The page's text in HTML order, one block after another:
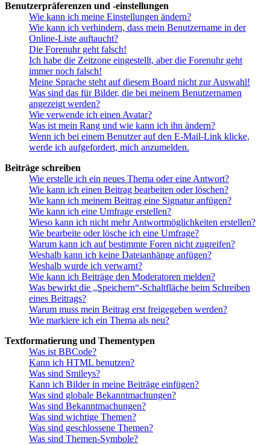
Benutzerpräferenzen und -einstellungen
Wie kann ich meine Einstellungen ändern?
Wie kann ich verhindern, dass mein Benutzername in der
Online-Liste auftaucht?
Die Forenuhr geht falsch!
Ich habe die Zeitzone eingestellt, aber die Forenuhr geht
immer noch falsch!
Meine Sprache steht auf diesem Board nicht zur Auswahl!
Was sind das für Bilder, die bei meinem Benutzernamen
angezeigt werden?
Wie verwende ich einen Avatar?
Was ist mein Rang und wie kann ich ihn ändern?
Wenn ich bei einem Benutzer auf den E-Mail-Link klicke,
werde ich aufgefordert, mich anzumelden.
Beiträge schreiben
Wie erstelle ich ein neues Thema oder eine Antwort?
Wie kann ich einen Beitrag bearbeiten oder löschen?
Wie kann ich meinem Beitrag eine Signatur anfügen?
Wie kann ich eine Umfrage erstellen?
Wieso kann ich nicht mehr Antwortmöglichkeiten erstellen?
Wie bearbeite oder lösche ich eine Umfrage?
Warum kann ich auf bestimmte Foren nicht zugreifen?
Weshalb kann ich keine Dateianhänge anfügen?
Weshalb wurde ich verwarnt?
Wie kann ich Beiträge den Moderatoren melden?
Was bewirkt die „Speichern“-Schaltfläche beim Schreiben
eines Beitrags?
Warum muss mein Beitrag erst freigegeben werden?
Wie markiere ich ein Thema als neu?
Textformatierung und Thementypen
Was ist BBCode?
Kann ich HTML benutzen?
Was sind Smileys?
Kann ich Bilder in meine Beiträge einfügen?
Was sind globale Bekanntmachungen?
Was sind Bekanntmachungen?
Was sind wichtige Themen?
Was sind geschlossene Themen?
Was sind Themen-Symbole?